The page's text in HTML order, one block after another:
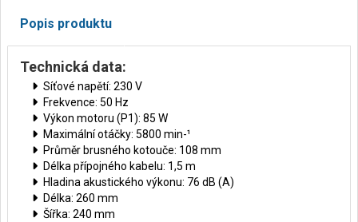
Popis produktu
Technická data:
Síťové napětí: 230 V
Frekvence: 50 Hz
Výkon motoru (P1): 85 W
Maximální otáčky: 5800 min-¹
Průměr brusného kotouče: 108 mm
Délka přípojného kabelu: 1,5 m
Hladina akustického výkonu: 76 dB (A)
Délka: 260 mm
Šířka: 240 mm